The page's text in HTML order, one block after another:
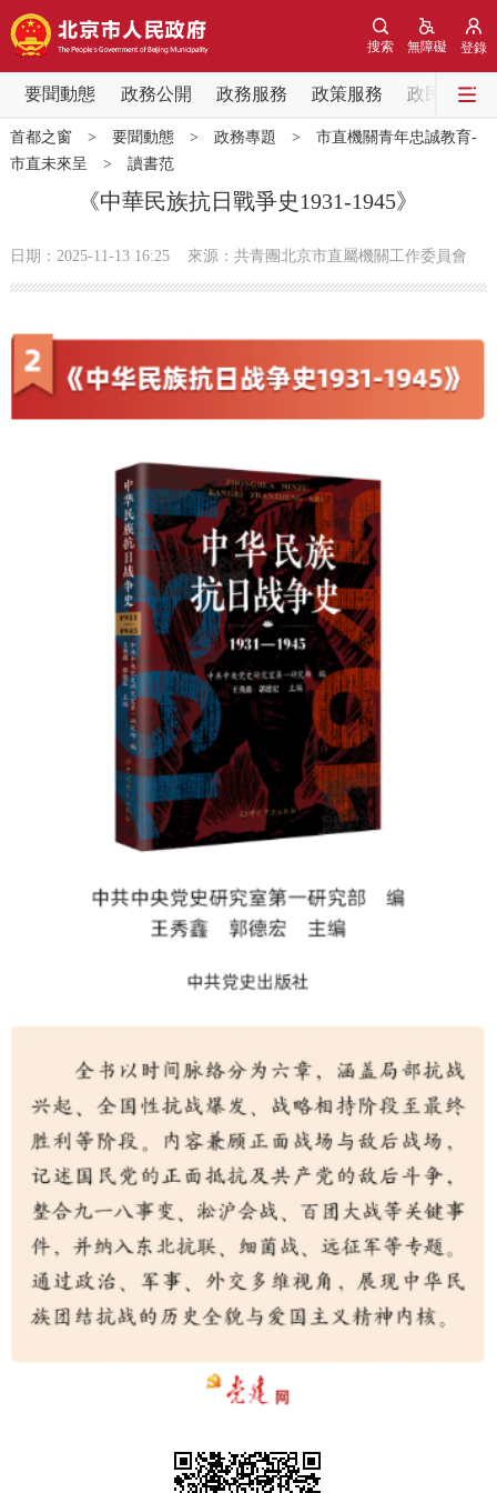
登錄
無障礙
搜索
要聞動態 政務公開 政務服務 政策服務 政民互動
要聞動態
黨中央精神 國務院資訊 中央部委動態
北京要聞 會議資訊 部門動態
各區熱點
政務公開
市領導 機構職能 政策服務
決策公開 專題公開
個人服務 法人服務 部門服務
便民服務 利企服務 投資項目
仲介服務 陽光政務
北京概況 十六區概覽 人文北京
綠色北京 圖説北京 視頻北京
多語種
ENGLISH 한국어 日本語
DEUTSCH FRANÇAIS РУССКИЙ ЯЗЫК
العربية
首都之窗> 要聞動態> 政務專題 > 市直機關青年忠誠教育-
市直未來呈 > 讀書范
《中華民族抗日戰爭史1931-1945》
日期：2025-11-13 16:25 來源：共青團北京市直屬機關工作委員會